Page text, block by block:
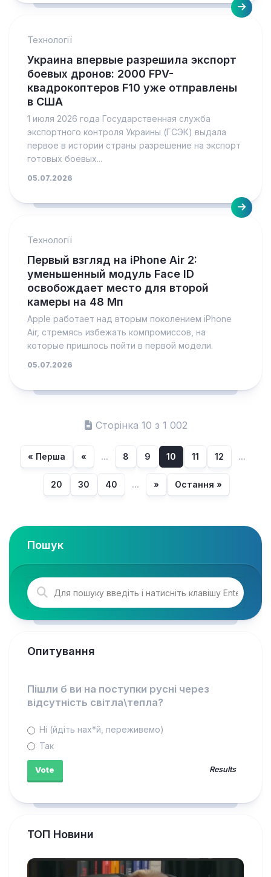
Технології
Украина впервые разрешила экспорт
боевых дронов: 2000 FPV-
квадрокоптеров F10 уже отправлены
в США
1 июля 2026 года Государственная служба
экспортного контроля Украины (ГСЭК) выдала
первое в истории страны разрешение на экспорт
готовых боевых...
05.07.2026
Технології
Первый взгляд на iPhone Air 2:
уменьшенный модуль Face ID
освобождает место для второй
камеры на 48 Мп
Apple работает над вторым поколением iPhone
Air, стремясь избежать компромиссов, на
которые пришлось пойти в первой модели.
05.07.2026
Сторінка 10 з 1 002
« Перша « ... 8 9 10 11 12 ...
20 30 40 ... » Остання »
Пошук
Опитування
Пішли б ви на поступки русні через
відсутність світла\тепла?
Ні (йдіть нах*й, переживемо)
Так
Results
ТОП Новини